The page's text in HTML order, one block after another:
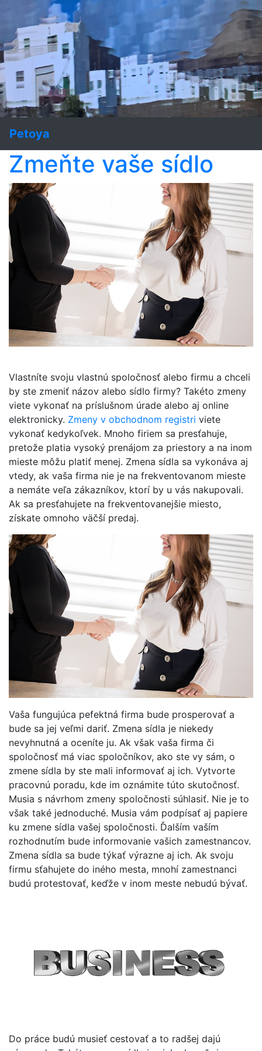
Petoya
Zmeňte vaše sídlo
Vlastníte svoju vlastnú spoločnosť alebo firmu a chceli
by ste zmeniť názov alebo sídlo firmy? Takéto zmeny
viete vykonať na príslušnom úrade alebo aj online
elektronicky. Zmeny v obchodnom registri viete
vykonať kedykoľvek. Mnoho firiem sa presťahuje,
pretože platia vysoký prenájom za priestory a na inom
mieste môžu platiť menej. Zmena sídla sa vykonáva aj
vtedy, ak vaša firma nie je na frekventovanom mieste
a nemáte veľa zákazníkov, ktorí by u vás nakupovali.
Ak sa presťahujete na frekventovanejšie miesto,
získate omnoho väčší predaj.
Vaša fungujúca pefektná firma bude prosperovať a
bude sa jej veľmi dariť. Zmena sídla je niekedy
nevyhnutná a oceníte ju. Ak však vaša firma či
spoločnosť má viac spoločníkov, ako ste vy sám, o
zmene sídla by ste mali informovať aj ich. Vytvorte
pracovnú poradu, kde im oznámite túto skutočnosť.
Musia s návrhom zmeny spoločnosti súhlasiť. Nie je to
však také jednoduché. Musia vám podpísať aj papiere
ku zmene sídla vašej spoločnosti. Ďalším vaším
rozhodnutím bude informovanie vašich zamestnancov.
Zmena sídla sa bude týkať výrazne aj ich. Ak svoju
firmu sťahujete do iného mesta, mnohí zamestnanci
budú protestovať, keďže v inom meste nebudú bývať.
Do práce budú musieť cestovať a to radšej dajú